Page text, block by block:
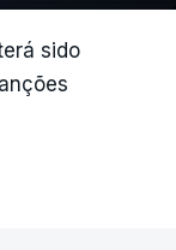
sido